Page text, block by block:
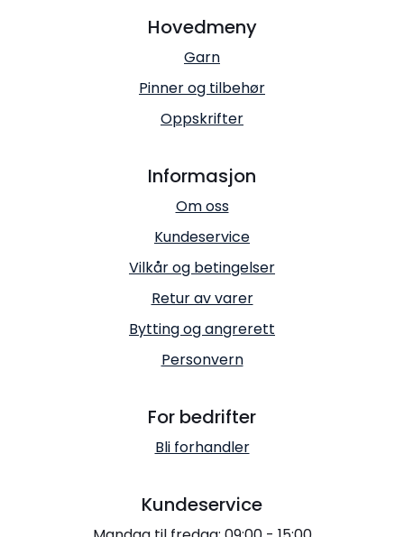
Hovedmeny
Garn
Pinner og tilbehør
Oppskrifter
Informasjon
Om oss
Kundeservice
Vilkår og betingelser
Retur av varer
Bytting og angrerett
Personvern
For bedrifter
Bli forhandler
Kundeservice